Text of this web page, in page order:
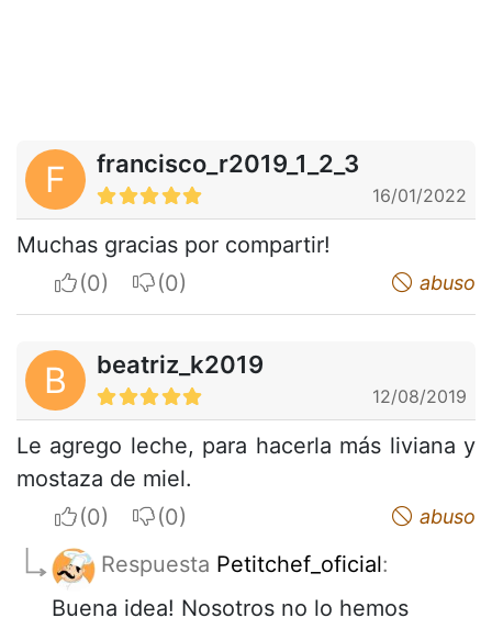
F francisco_r2019_1_2_3
16/01/2022
Muchas gracias por compartir!
I apreciateI do not appreciate abuso
B beatriz_k2019
12/08/2019
Le agrego leche, para hacerla más liviana y
mostaza de miel.
I apreciateI do not appreciate abuso
Respuesta Petitchef_oficial:
Buena idea! Nosotros no lo hemos